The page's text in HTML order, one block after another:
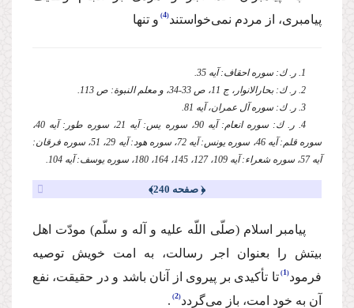
پیامبرى، از مردم نمى‌خواستند 4 و تنها
1. ر. ك: سوره احقاف: آیه 35.
2. ر. ك: بحارالانوار، ج 11، ص 33-34، و معلم النبوة: ص 113.
3. ر. ك: سوره آل عمران، آیه 81.
4. ر. ك: سوره انعام: آیه 90، سوره یس: آیه 21، سوره طور: آیه 40،
سوره قلم: آیه 46، سوره یونس: آیه 72، سوره هود: آیه 29، 51، سوره فرقان:
آیه 57، سوره شعراء: آیه 109، 127، 145، 164، 180، سوره یوسف: آیه 104.
﴿ صفحه 240﴾
پیامبر اسلام (صلّى اللّه علیه و آله و سلّم) مودّت اهل
بیتش را بعنوان اجر رسالت، به امت خویش توصیه
فرمود 1 تا تأكیدى بر پیروى از آنان باشد و در حقیقت، نفع
آن به خود امت، باز مى‌گردد 2
.